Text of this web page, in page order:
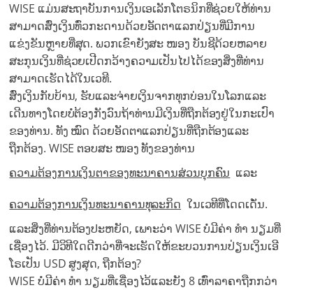
WISE ແມ່ນສະຖາບັນການເງິນເອເລັກໂຕຣນິກທີ່ຊ່ວຍໃຫ້ທ່ານ
ສາມາດສົ່ງເງິນທົ່ວກະດານດ້ວຍອັດຕາແລກປ່ຽນທີ່ມີການ
ແຂ່ງຂັນຫຼາຍທີ່ສຸດ. ພວກເຂົາຍັງສະ ໜອງ ບັນຊີດ້ວຍຫລາຍ
ສະກຸນເງິນທີ່ຊ່ວຍເປີດກວ້າງຄວາມເປັນໄປໄດ້ຂອງສິ່ງທີ່ທ່ານ
ສາມາດເຮັດໄດ້ໃນເວທີ.
ສົ່ງເງິນກັບບ້ານ, ຮັບແລະຈ່າຍເງິນຈາກທຸກບ່ອນໃນໂລກແລະ
ເດີນທາງໂດຍບໍ່ຕ້ອງກັງວົນຖ້າທ່ານມີເງິນທີ່ຖືກຕ້ອງຢູ່ໃນກະເປົາ
ຂອງທ່ານ. ທັງ ໝົດ ດ້ວຍອັດຕາແລກປ່ຽນທີ່ຖືກຕ້ອງແລະ
ຖືກຕ້ອງ. WISE ຕອບສະ ໜອງ ທັງຂອງທ່ານ
ຄວາມຕ້ອງການເງິນຕາຂອງທະນາຄານສ່ວນບຸກຄົນ ແລະ
ຄວາມຕ້ອງການເງິນທະນາຄານທຸລະກິດ ໃນເວທີທີ່ໂດດເດັ່ນ.
ແລະສິ່ງທີ່ທ່ານຕ້ອງປະຫຍັດ, ເພາະວ່າ WISE ບໍ່ມີຄ່າ ທຳ ນຽມທີ່
ເຊື່ອງໄວ້. ມີວິທີໃດດີກວ່າທີ່ຈະເຮັດໃຫ້ຂະບວນການປ່ຽນເງິນເອີ
ໂຣເປັນ USD ສູງສຸດ, ຖືກຕ້ອງ?
WISE ບໍ່ມີຄ່າ ທຳ ນຽມທີ່ເຊື່ອງໄວ້ແລະຍັງ 8 ເທົ່າລາຄາຖືກກວ່າ